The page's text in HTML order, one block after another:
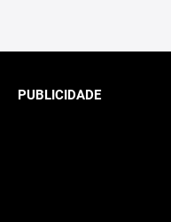
PUBLICIDADE